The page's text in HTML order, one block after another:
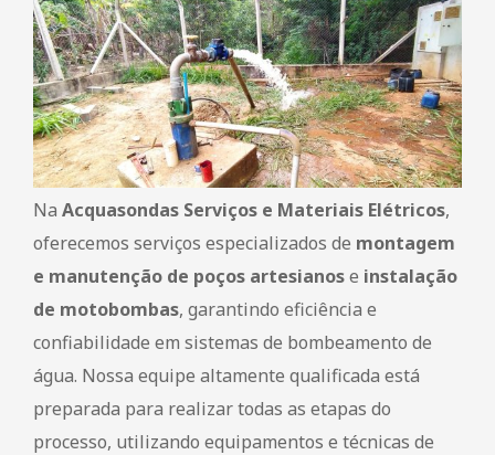
Na Acquasondas Serviços e Materiais Elétricos,
oferecemos serviços especializados de montagem
e manutenção de poços artesianose instalação
de motobombas, garantindo eficiência e
confiabilidade em sistemas de bombeamento de
água. Nossa equipe altamente qualificada está
preparada para realizar todas as etapas do
processo, utilizando equipamentos e técnicas de